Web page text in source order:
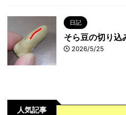
日記
そら豆の切り込
2026/5/25
人気記事